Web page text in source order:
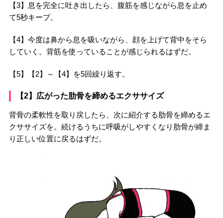
【3】息を完全に吐き出したら、腹筋を感じながら息を止め
て5秒キープ。
【4】今度は鼻から息を吸いながら、顔を上げて背中をそら
していく。背筋を使っていることが感じられるはずだ。
【5】【2】～【4】を5回繰り返す。
【2】広がった肋骨を締めるエクササイズ
背骨の柔軟性を取り戻したら、次に紹介する肋骨を締めるエ
クササイズを。続けるうちに呼吸がしやすくなり肋骨が締ま
り正しい位置に戻るはずだ。